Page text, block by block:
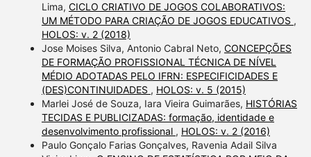
Lima, CICLO CRIATIVO DE JOGOS COLABORATIVOS:
UM MÉTODO PARA CRIAÇÃO DE JOGOS EDUCATIVOS ,
HOLOS: v. 2 (2018)
Jose Moises Silva, Antonio Cabral Neto, CONCEPÇÕES
DE FORMAÇÃO PROFISSIONAL TÉCNICA DE NÍVEL
MÉDIO ADOTADAS PELO IFRN: ESPECIFICIDADES E
(DES)CONTINUIDADES , HOLOS: v. 5 (2015)
Marlei José de Souza, Iara Vieira Guimarães, HISTÓRIAS
TECIDAS E PUBLICIZADAS: formação, identidade e
desenvolvimento profissional , HOLOS: v. 2 (2016)
Paulo Gonçalo Farias Gonçalves, Ravenia Adail Silva